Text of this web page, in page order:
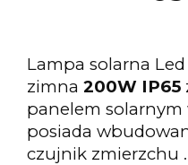
Lampa solarna Led
zimna 200W IP65
panelem
posiada
czujnik zmierzchu